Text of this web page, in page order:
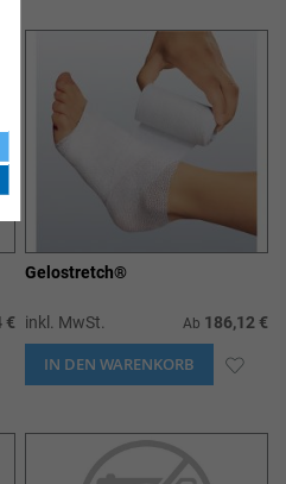
€
Gelostretch®
inkl. MwSt. Ab 186,12 €
IN DEN WARENKORB ZUR